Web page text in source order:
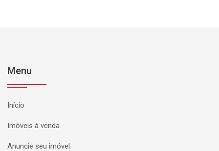
Menu
Início
Imóveis à venda
Anuncie seu imóvel